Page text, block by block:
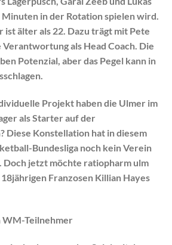
in der Rotation spielen wird.
ist älter als 22. Dazu trägt mit Pete
Verantwortung als Head Coach. Die
Potenzial, aber das Pegel kann in
Projekt haben die Ulmer im
als Starter auf der
Diese Konstellation hat in diesem
Bundesliga noch kein Verein
Doch jetzt möchte ratiopharm ulm
Franzosen Killian Hayes
WM-Teilnehmer